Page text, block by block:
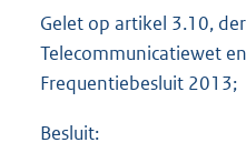
Gelet op artikel 3.10,
Telecommunicatiewet
Frequentiebesluit 2013;
Besluit: